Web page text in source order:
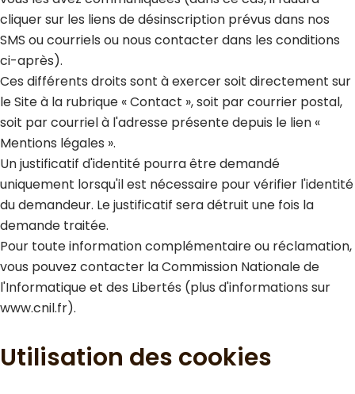
cliquer sur les liens de désinscription prévus dans nos
SMS ou courriels ou nous contacter dans les conditions
ci-après).
Ces différents droits sont à exercer soit directement sur
le Site à la rubrique « Contact », soit par courrier postal,
soit par courriel à l'adresse présente depuis le lien «
Mentions légales ».
Un justificatif d'identité pourra être demandé
uniquement lorsqu'il est nécessaire pour vérifier l'identité
du demandeur. Le justificatif sera détruit une fois la
demande traitée.
Pour toute information complémentaire ou réclamation,
vous pouvez contacter la Commission Nationale de
l'Informatique et des Libertés (plus d'informations sur
www.cnil.fr).
Utilisation des cookies